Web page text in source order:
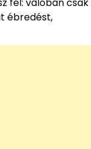
ébredést,